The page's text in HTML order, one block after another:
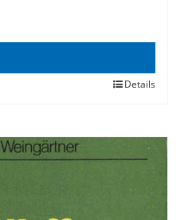
Details